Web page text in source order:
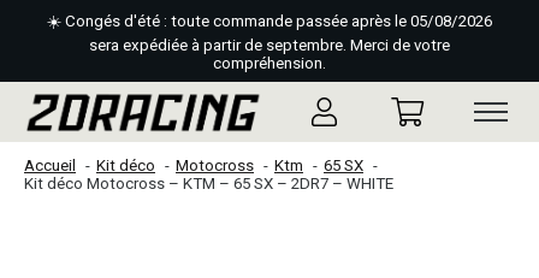
☀️ Congés d'été : toute commande passée après le 05/08/2026
sera expédiée à partir de septembre. Merci de votre
compréhension.
Accueil Kit déco Motocross Ktm
65 SX
Kit déco Motocross – KTM – 65 SX – 2DR7 – WHITE